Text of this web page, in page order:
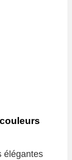
élégantes